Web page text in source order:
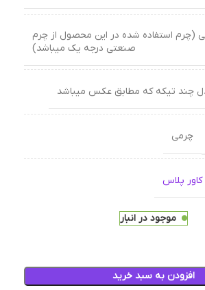
(چرم استفاده شده در این محصول از چرم
صنعتی درجه یک میباشد)
چند تیکه که مطابق عکس میباشد
چرمی
کاور پلاس
موجود در انبار
افزودن به سبد خرید